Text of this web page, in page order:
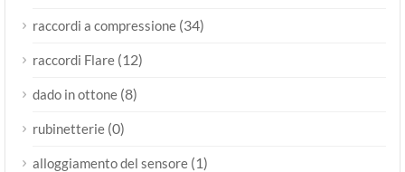
raccordi a compressione (34)
raccordi Flare (12)
dado in ottone (8)
rubinetterie (0)
alloggiamento del sensore (1)